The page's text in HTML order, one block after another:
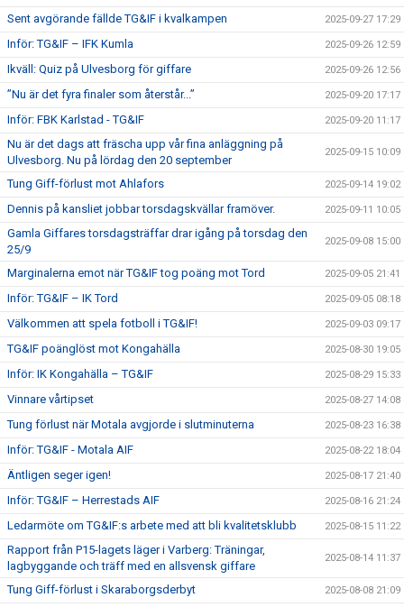
Sent avgörande fällde TG&IF i kvalkampen 2025-09-27 17:29
Inför: TG&IF – IFK Kumla 2025-09-26 12:59
Ikväll: Quiz på Ulvesborg för giffare 2025-09-26 12:56
”Nu är det fyra finaler som återstår...” 2025-09-20 17:17
Inför: FBK Karlstad - TG&IF 2025-09-20 11:17
Nu är det dags att fräscha upp vår fina anläggning på
Ulvesborg. Nu på lördag den 20 september
2025-09-15 10:09
Tung Giff-förlust mot Ahlafors 2025-09-14 19:02
Dennis på kansliet jobbar torsdagskvällar framöver. 2025-09-11 10:05
Gamla Giffares torsdagsträffar drar igång på torsdag den
25/9
2025-09-08 15:00
Marginalerna emot när TG&IF tog poäng mot Tord 2025-09-05 21:41
Inför: TG&IF – IK Tord 2025-09-05 08:18
Välkommen att spela fotboll i TG&IF! 2025-09-03 09:17
TG&IF poänglöst mot Kongahälla 2025-08-30 19:05
Inför: IK Kongahälla – TG&IF 2025-08-29 15:33
Vinnare vårtipset 2025-08-27 14:08
Tung förlust när Motala avgjorde i slutminuterna 2025-08-23 16:38
Inför: TG&IF - Motala AIF 2025-08-22 18:04
Äntligen seger igen! 2025-08-17 21:40
Inför: TG&IF – Herrestads AIF 2025-08-16 21:24
Ledarmöte om TG&IF:s arbete med att bli kvalitetsklubb 2025-08-15 11:22
Rapport från P15-lagets läger i Varberg: Träningar,
lagbyggande och träff med en allsvensk giffare
2025-08-14 11:37
Tung Giff-förlust i Skaraborgsderbyt 2025-08-08 21:09